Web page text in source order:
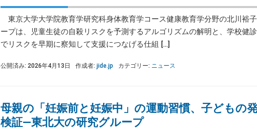
東京大学大学院教育学研究科身体教育学コース健康教育学分野の北川裕
ープは、児童生徒の自殺リスクを予測するアルゴリズムの解明と、学校健
でリスクを早期に察知して支援につなげる仕組 […]
公開済み: 2026年4月13日 作成者: jide.jp カテゴリー: ニュース
母親の「妊娠前と妊娠中」の運動習慣、子どもの
検証―東北大の研究グループ